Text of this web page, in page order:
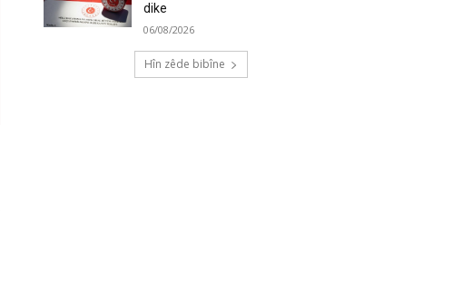
dike
06/08/2026
Hîn zêde bibîne